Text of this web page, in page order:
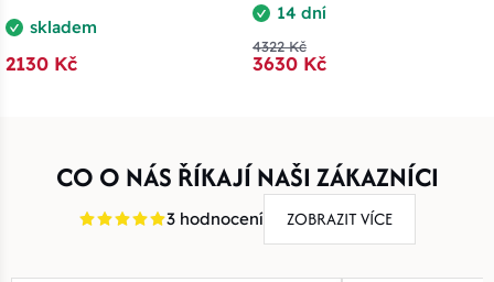
skladem
2130 Kč
14 dní
4322 Kč
3630 Kč
CO O NÁS ŘÍKAJÍ NAŠI ZÁKAZNÍCI
3 hodnocení ZOBRAZIT VÍCE